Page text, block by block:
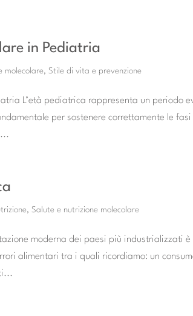
in Pediatria
molecolare, Stile di vita e prevenzione
L’età pediatrica rappresenta un periodo
per sostenere correttamente le
, Salute e nutrizione molecolare
moderna dei paesi più industrializzati
alimentari tra i quali ricordiamo: un